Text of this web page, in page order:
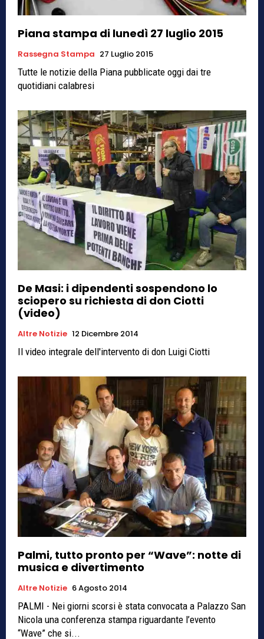
Piana stampa di lunedì 27 luglio 2015
Rassegna Stampa 27 Luglio 2015
Tutte le notizie della Piana pubblicate oggi dai tre
quotidiani calabresi
De Masi: i dipendenti sospendono lo
sciopero su richiesta di don Ciotti
(video)
Altre Notizie 12 Dicembre 2014
Il video integrale dell'intervento di don Luigi Ciotti
Palmi, tutto pronto per “Wave”: notte di
musica e divertimento
Altre Notizie 6 Agosto 2014
PALMI - Nei giorni scorsi è stata convocata a Palazzo San
Nicola una conferenza stampa riguardante l’evento
“Wave” che si...